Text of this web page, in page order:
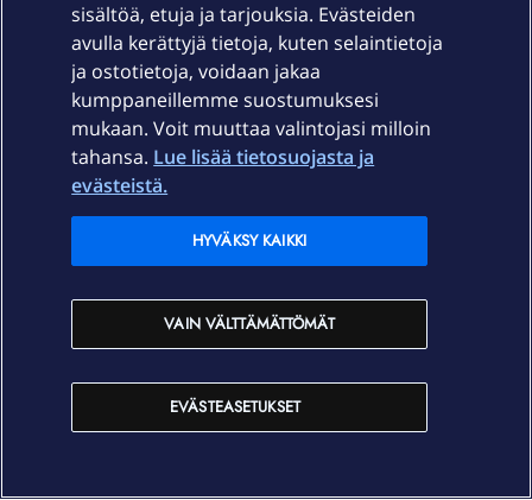
Palvelut
Ajankohtaista
Elisa Oyj
In English
sisältöä, etuja ja tarjouksia. Evästeiden
avulla kerättyjä tietoja, kuten selaintietoja
ja ostotietoja, voidaan jakaa
kumppaneillemme suostumuksesi
mukaan. Voit muuttaa valintojasi milloin
tahansa. Lue lisää tietosuojasta ja
evästeistä.
EVÄSTEASETUKSET
VAIN VÄLTTÄMÄTTÖMÄT
HYVÄKSY KAIKKI